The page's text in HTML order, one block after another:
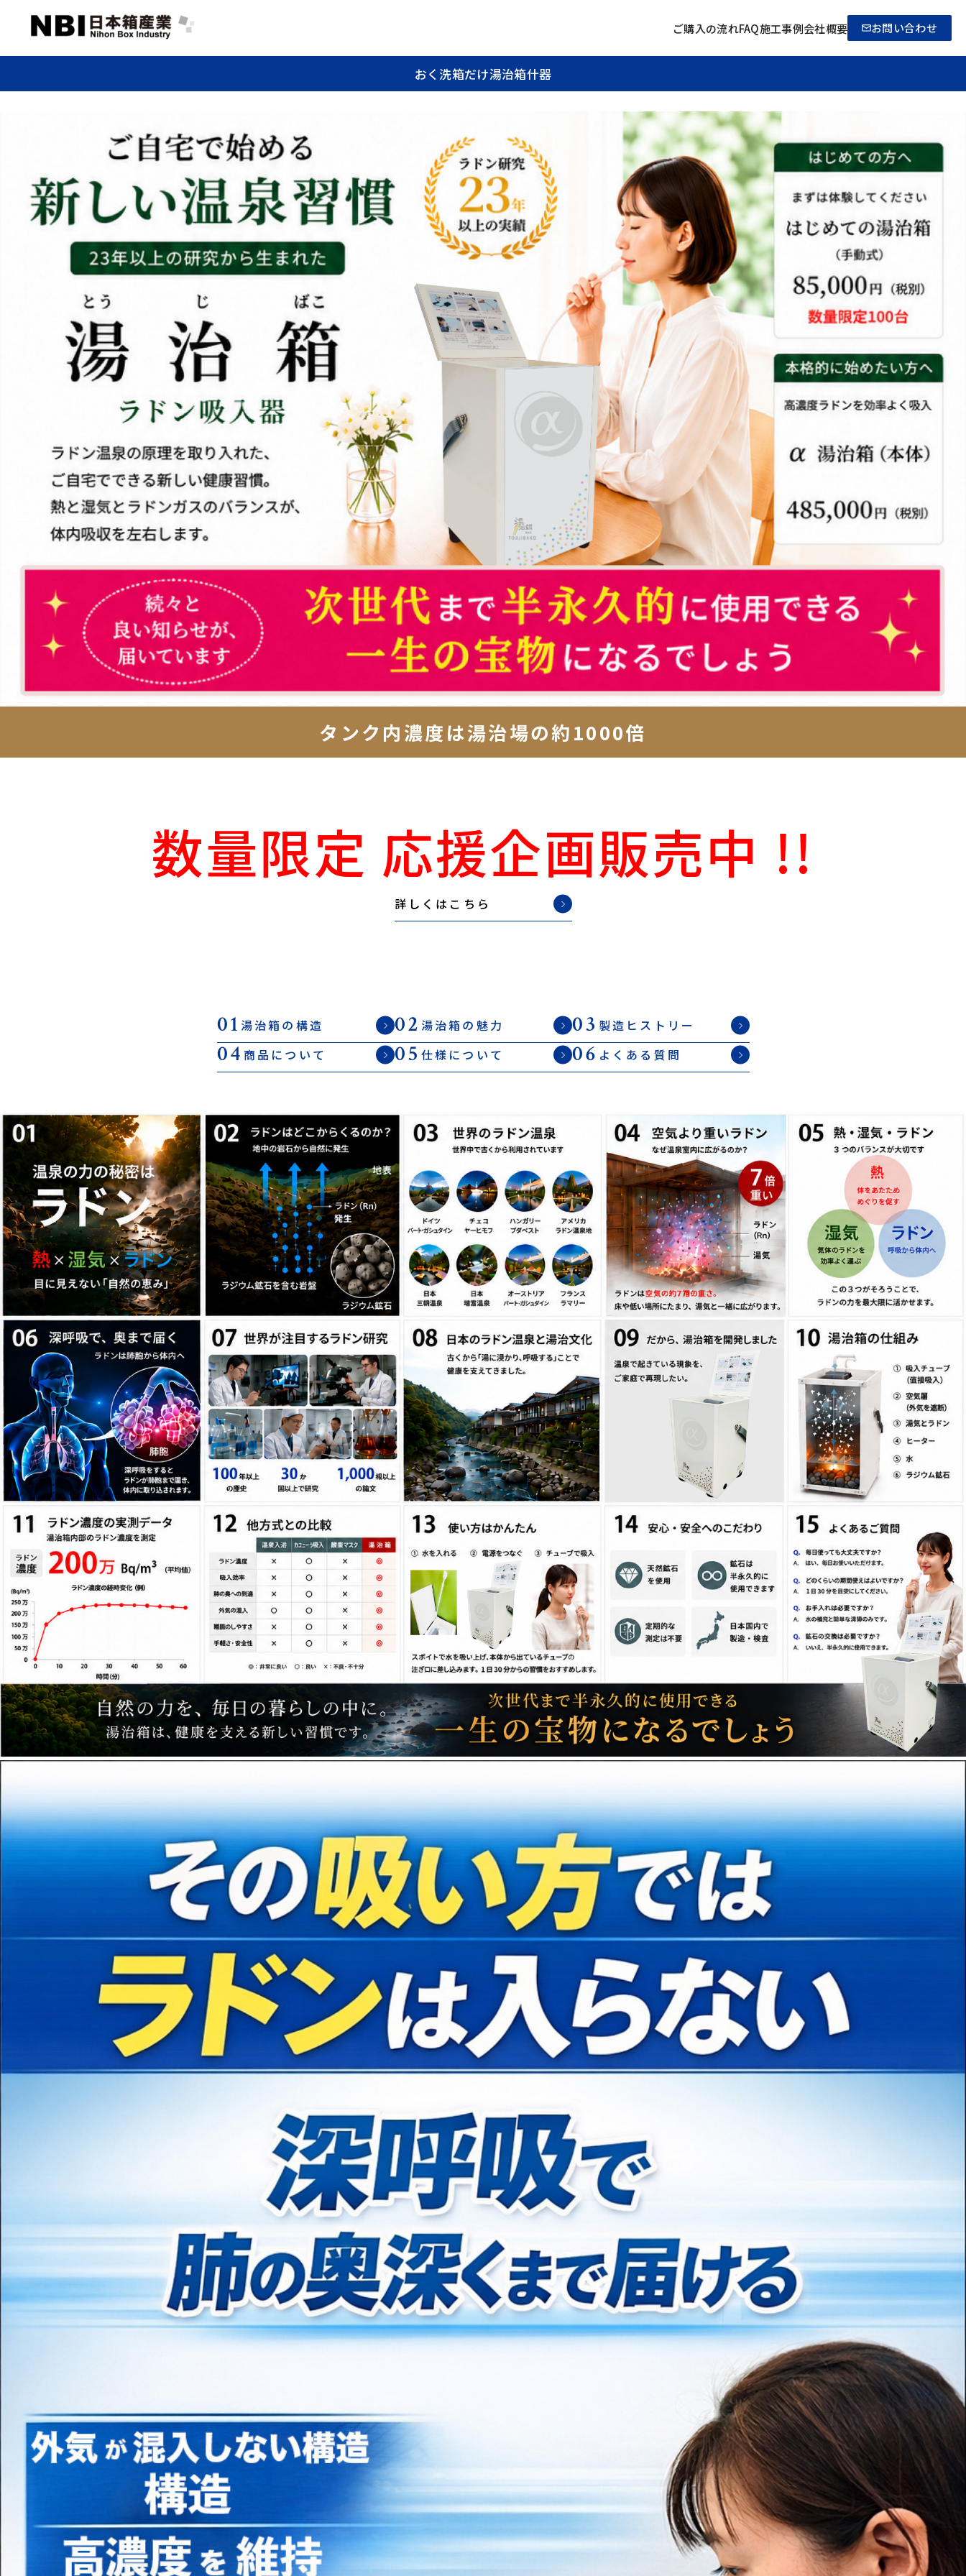
ご購入の流れFAQ施工事例会社概要 お問い合わせ
おく洗箱だけ湯治箱什器
イージーオーダー仕様
タンク内濃度は湯治場の約1000倍
数量限定 応援企画販売中 !!
詳しくはこちら
01 湯治箱の構造 02 湯治箱の魅力 03 製造ヒストリー
04 商品について 05 仕様について 06 よくある質問
湯治箱
湯治箱